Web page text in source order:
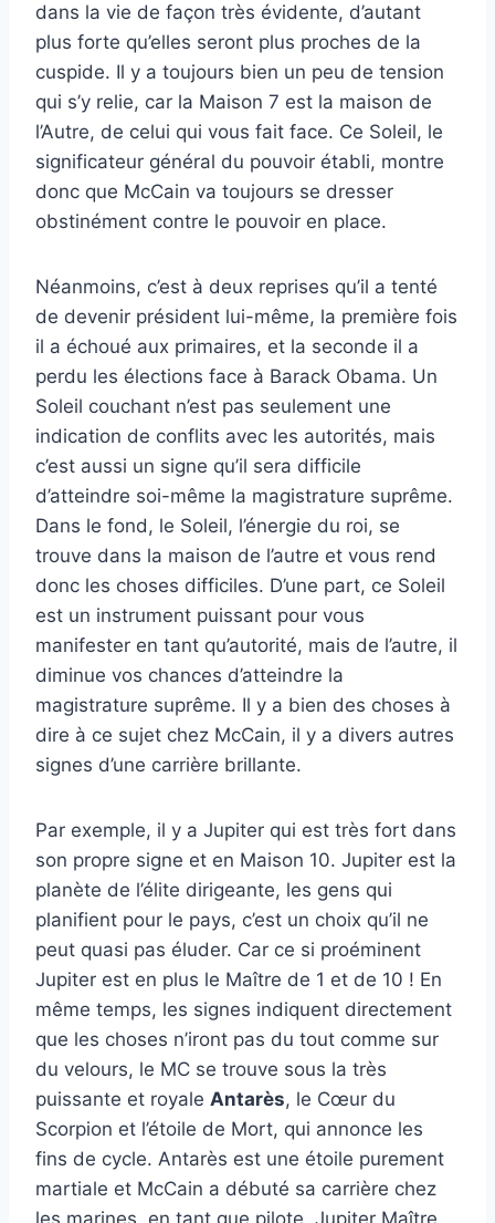
dans la vie de façon très évidente, d’autant
plus forte qu’elles seront plus proches de la
cuspide. Il y a toujours bien un peu de tension
qui s’y relie, car la Maison 7 est la maison de
l’Autre, de celui qui vous fait face. Ce Soleil, le
significateur général du pouvoir établi, montre
donc que McCain va toujours se dresser
obstinément contre le pouvoir en place.
Néanmoins, c’est à deux reprises qu’il a tenté
de devenir président lui-même, la première fois
il a échoué aux primaires, et la seconde il a
perdu les élections face à Barack Obama. Un
Soleil couchant n’est pas seulement une
indication de conflits avec les autorités, mais
c’est aussi un signe qu’il sera difficile
d’atteindre soi-même la magistrature suprême.
Dans le fond, le Soleil, l’énergie du roi, se
trouve dans la maison de l’autre et vous rend
donc les choses difficiles. D’une part, ce Soleil
est un instrument puissant pour vous
manifester en tant qu’autorité, mais de l’autre, il
diminue vos chances d’atteindre la
magistrature suprême. Il y a bien des choses à
dire à ce sujet chez McCain, il y a divers autres
signes d’une carrière brillante.
Par exemple, il y a Jupiter qui est très fort dans
son propre signe et en Maison 10. Jupiter est la
planète de l’élite dirigeante, les gens qui
planifient pour le pays, c’est un choix qu’il ne
peut quasi pas éluder. Car ce si proéminent
Jupiter est en plus le Maître de 1 et de 10 ! En
même temps, les signes indiquent directement
que les choses n’iront pas du tout comme sur
du velours, le MC se trouve sous la très
puissante et royale Antarès, le Cœur du
Scorpion et l’étoile de Mort, qui annonce les
fins de cycle. Antarès est une étoile purement
martiale et McCain a débuté sa carrière chez
les marines, en tant que pilote, Jupiter Maître